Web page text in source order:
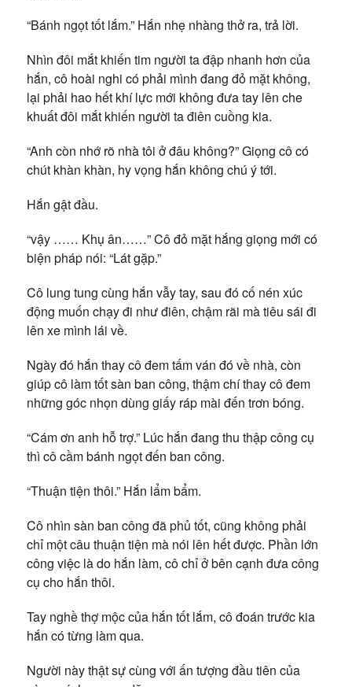
“Bánh ngọt tốt lắm.” Hắn nhẹ nhàng thở ra, trả lời.
Nhìn đôi mắt khiến tim người ta đập nhanh hơn của
hắn, cô hoài nghi có phải mình đang đỏ mặt không,
lại phải hao hết khí lực mới không đưa tay lên che
khuất đôi mắt khiến người ta điên cuồng kia.
“Anh còn nhớ rõ nhà tôi ở đâu không?” Giọng cô có
chút khàn khàn, hy vọng hắn không chú ý tới.
Hắn gật đầu.
“vậy …… Khụ ân……” Cô đỏ mặt hắng giọng mới có
biện pháp nói: “Lát gặp.”
Cô lung tung cùng hắn vẫy tay, sau đó cố nén xúc
động muốn chạy đi như điên, chậm rãi mà tiêu sái đi
lên xe mình lái về.
Ngày đó hắn thay cô đem tấm ván đó về nhà, còn
giúp cô làm tốt sàn ban công, thậm chí thay cô đem
những góc nhọn dùng giấy ráp mài đến trơn bóng.
“Cám ơn anh hỗ trợ.” Lúc hắn đang thu thập công cụ
thì cô cầm bánh ngọt đến ban công.
“Thuận tiện thôi.” Hắn lẩm bẩm.
Cô nhìn sàn ban công đã phủ tốt, cũng không phải
chỉ một câu thuận tiện mà nói lên hết được. Phần lớn
công việc là do hắn làm, cô chỉ ở bên cạnh đưa công
cụ cho hắn thôi.
Tay nghề thợ mộc của hắn tốt lắm, cô đoán trước kia
hắn có từng làm qua.
Người này thật sự cùng với ấn tượng đầu tiên của